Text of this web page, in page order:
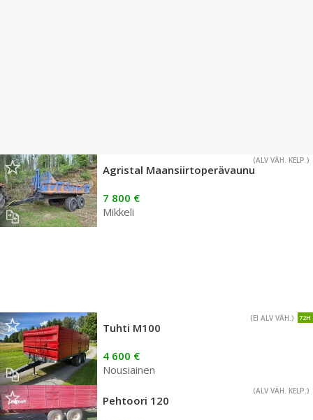
(ALV VÄH. KELP.)
Agristal Maansiirtoperävaunu
7 800 €
Mikkeli
72H
(EI ALV VÄH.)
Tuhti M100
4 600 €
Nousiainen
(ALV VÄH. KELP.)
Pehtoori 120